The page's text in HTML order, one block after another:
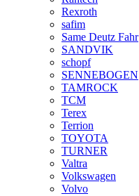
Rexroth
safim
Same Deutz Fahr
SANDVIK
schopf
SENNEBOGEN
TAMROCK
TCM
Terex
Terrion
TOYOTA
TURNER
Valtra
Volkswagen
Volvo